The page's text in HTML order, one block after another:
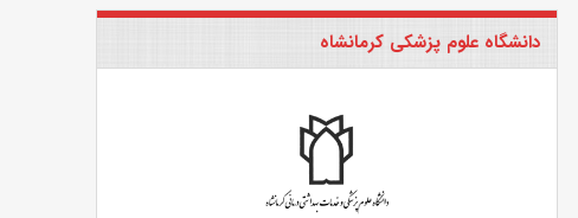
دانشگاه علوم پزشکی کرمانشاه